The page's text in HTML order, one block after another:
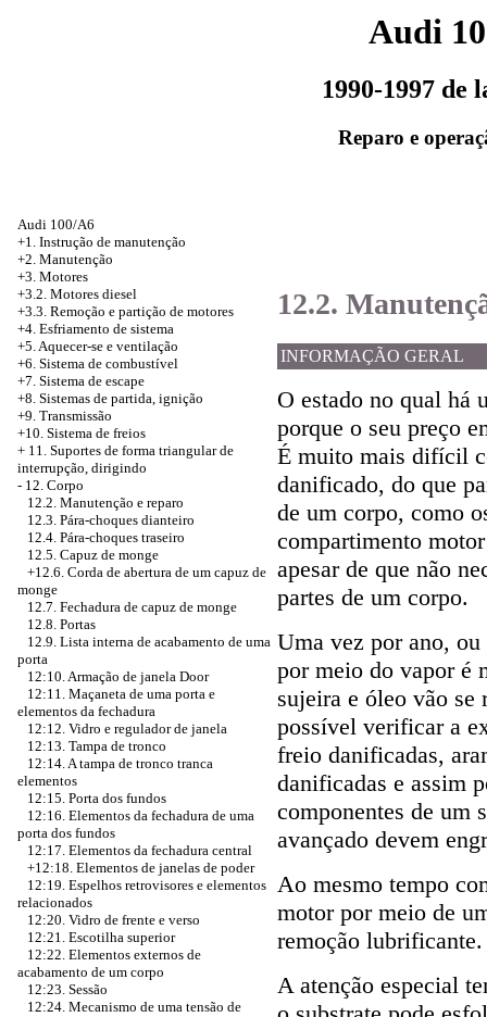
Audi
1990-1997 de
Reparo e
Audi 100/A6
+1. Instrução de manutenção
+2. Manutenção
+3. Motores
+3.2. Motores diesel
+3.3. Remoção e partição de motores
+4. Esfriamento de sistema
+5. Aquecer-se e ventilação
+6. Sistema de combustível
+7. Sistema de escape
+8. Sistemas de partida, ignição
+9. Transmissão
+10. Sistema de freios
+ 11. Suportes de forma triangular de
interrupção, dirigindo
- 12. Corpo
12.2. Manutenção e reparo
12.3. Pára-choques dianteiro
12.4. Pára-choques traseiro
12.5. Capuz de monge
+12.6. Corda de abertura de um capuz de
monge
12.7. Fechadura de capuz de monge
12.8. Portas
12.9. Lista interna de acabamento de uma
porta
12:10. Armação de janela Door
12:11. Maçaneta de uma porta e
elementos da fechadura
12:12. Vidro e regulador de janela
12:13. Tampa de tronco
12:14. A tampa de tronco tranca
elementos
12:15. Porta dos fundos
12:16. Elementos da fechadura de uma
porta dos fundos
12:17. Elementos da fechadura central
+12:18. Elementos de janelas de poder
12:19. Espelhos retrovisores e elementos
relacionados
12:20. Vidro de frente e verso
12:21. Escotilha superior
12:22. Elementos externos de
acabamento de um corpo
12:23. Sessão
12:24. Mecanismo de uma tensão de
12.2.
INFORMAÇÃO GERAL
O estado no qual há
porque o seu preço
É muito mais difícil
danificado, do que
de um corpo, como
compartimento
apesar de que não
partes de um corpo.
Uma vez por ano,
por meio do vapor é
sujeira e óleo vão se
possível verificar a
freio danificadas,
danificadas e assim
componentes de um
avançado devem
Ao mesmo tempo
motor por meio de
remoção lubrificante.
A atenção especial